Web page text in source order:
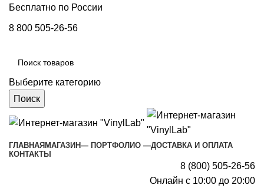
Бесплатно по России
8 800 505-26-56
Выберите категорию
Поиск
ГЛАВНАЯ МАГАЗИН— ПОРТФОЛИО —ДОСТАВКА И ОПЛАТА
КОНТАКТЫ
8 (800) 505-26-56
Онлайн с 10:00 до 20:00